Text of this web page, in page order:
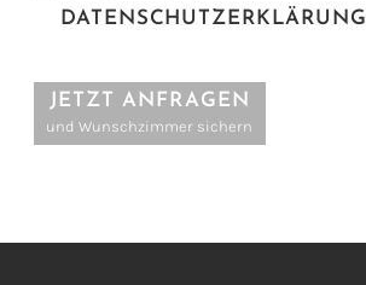
DATENSCHUTZERKLÄRUNG
JETZT ANFRAGEN
und Wunschzimmer sichern